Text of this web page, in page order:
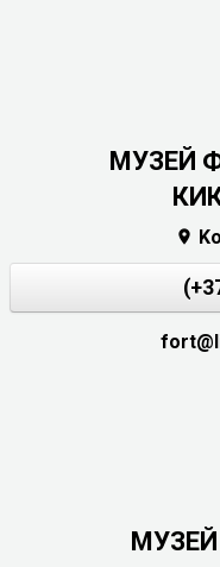
МУЗЕЙ
